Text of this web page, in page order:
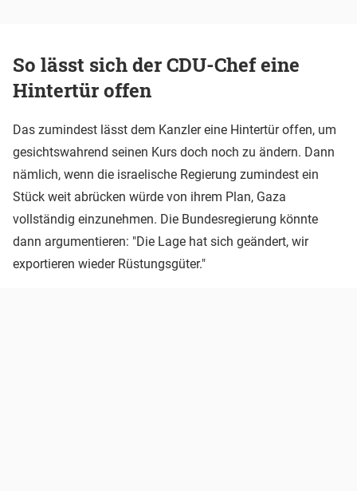
So lässt sich der CDU-Chef eine
Hintertür offen
Das zumindest lässt dem Kanzler eine Hintertür offen, um
gesichtswahrend seinen Kurs doch noch zu ändern. Dann
nämlich, wenn die israelische Regierung zumindest ein
Stück weit abrücken würde von ihrem Plan, Gaza
vollständig einzunehmen. Die Bundesregierung könnte
dann argumentieren: "Die Lage hat sich geändert, wir
exportieren wieder Rüstungsgüter."